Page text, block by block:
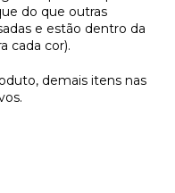
do que outras
e estão dentro da
cada cor).
demais itens nas